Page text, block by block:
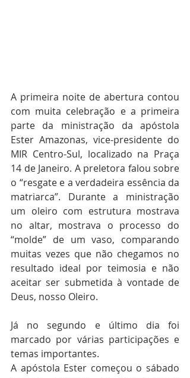
A primeira noite de abertura contou
com muita celebração e a primeira
parte da ministração da apóstola
Ester Amazonas, vice-presidente do
MIR Centro-Sul, localizado na Praça
14 de Janeiro. A preletora falou sobre
o “resgate e a verdadeira essência da
matriarca”. Durante a ministração
um oleiro com estrutura mostrava
no altar, mostrava o processo do
“molde” de um vaso, comparando
muitas vezes que não chegamos no
resultado ideal por teimosia e não
aceitar ser submetida à vontade de
Deus, nosso Oleiro.
Já no segundo e último dia foi
marcado por várias participações e
temas importantes.
A apóstola Ester começou o sábado